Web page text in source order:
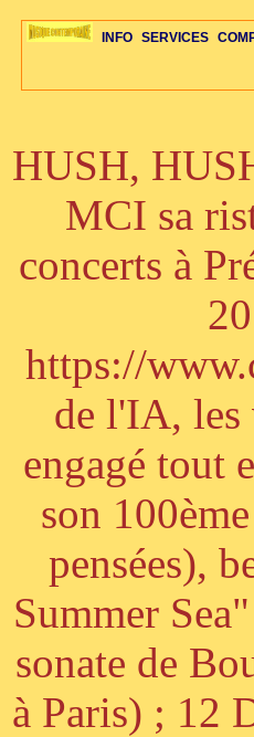
INFO
ÉDITORIAUX ACTUS-CONCERTS
SERVICES
MAJ-LISTE ARCH-CONCERTS
SÉLECTION GUIDE-EXPRESS
SÉLECTION COMPOS-INTRO
20ÈME PARAL 1001 CD TOP-REC
PIANO-
HUSH,
MCI sa
concerts à
https://
de l'IA, les
engagé tout
son
pensées),
Summer
sonate de
à Paris) ; 12